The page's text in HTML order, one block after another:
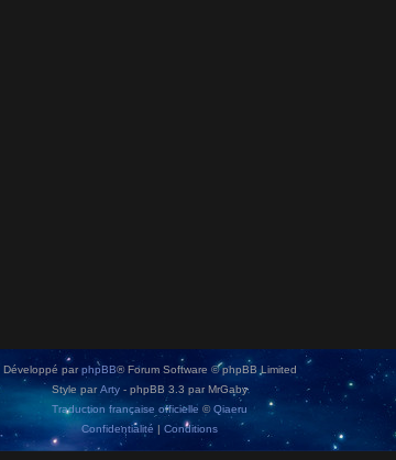
Développé parphpBB® Forum Software © phpBB Limited
Style par Arty - phpBB 3.3 par MrGaby
Traduction française officielle ©Qiaeru
Confidentialité | Conditions